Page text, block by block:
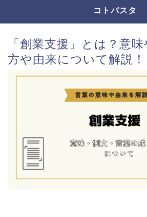
コトバスタ
「創業支援」とは？意
方や由来について解説！